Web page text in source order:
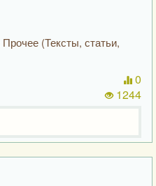
Прочее (Тексты, статьи,
0
1244